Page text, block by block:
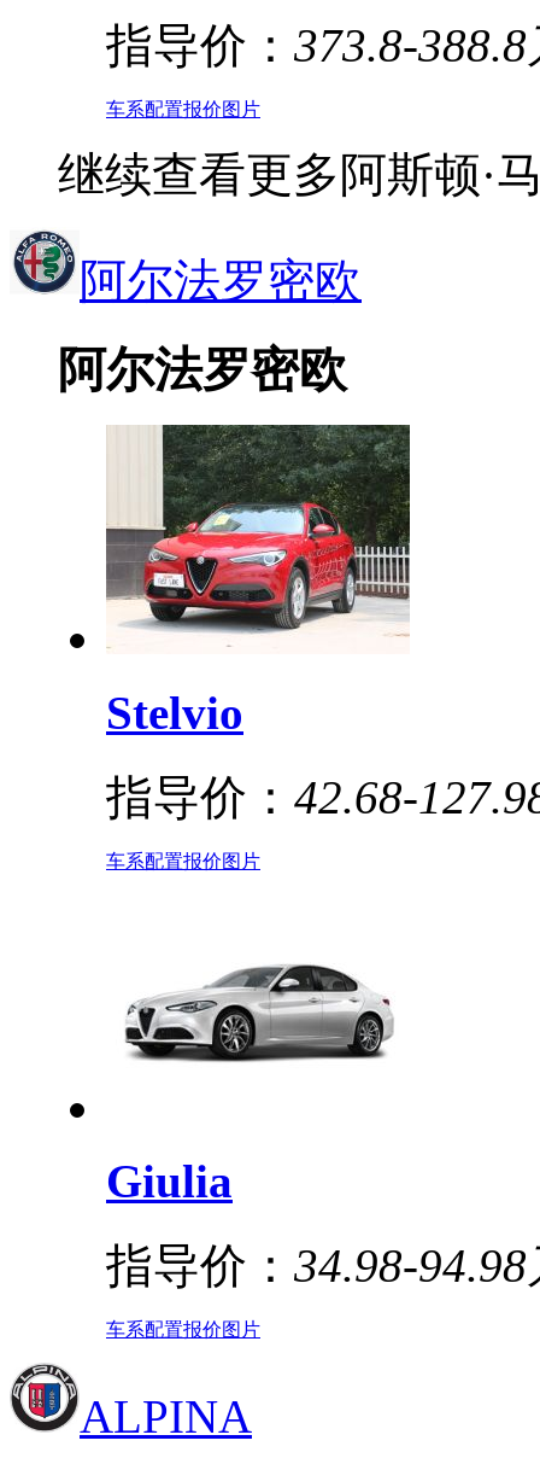
指导价： 373.8-388.8
车系配置报价图片
继续查看更多阿斯顿·
阿尔法罗密欧
阿尔法罗密欧
Stelvio
指导价： 42.68-
车系配置报价图片
Giulia
指导价： 34.98-94.98
车系配置报价图片
ALPINA